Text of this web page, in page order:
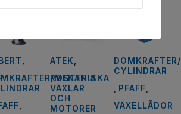
MEKANISKA
ATEK
ROSTFRIA
VÄXLAR
OCH
MOTORER
CYLINDRAR
PFAFF
VÄXELLÅDOR